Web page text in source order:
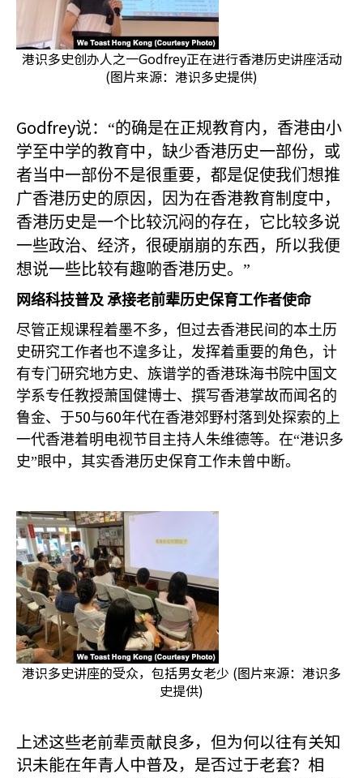
港识多史创办人之一Godfrey正在进行香港历史讲座活动
(图片来源：港识多史提供)
Godfrey说：“的确是在正规教育内，香港由小
学至中学的教育中，缺少香港历史一部份，或
者当中一部份不是很重要，都是促使我们想推
广香港历史的原因，因为在香港教育制度中，
香港历史是一个比较沉闷的存在，它比较多说
一些政治、经济，很硬崩崩的东西，所以我便
想说一些比较有趣啲香港历史。”
网络科技普及 承接老前辈历史保育工作者使命
尽管正规课程着墨不多，但过去香港民间的本土历
史研究工作者也不遑多让，发挥着重要的角色，计
有专门研究地方史、族谱学的香港珠海书院中国文
学系专任教授萧国健博士、撰写香港掌故而闻名的
鲁金、于50与60年代在香港郊野村落到处探索的上
一代香港着明电视节目主持人朱维德等。在“港识多
史”眼中，其实香港历史保育工作未曾中断。
港识多史讲座的受众，包括男女老少 (图片来源：港识多
史提供)
上述这些老前辈贡献良多，但为何以往有关知
识未能在年青人中普及，是否过于老套？相